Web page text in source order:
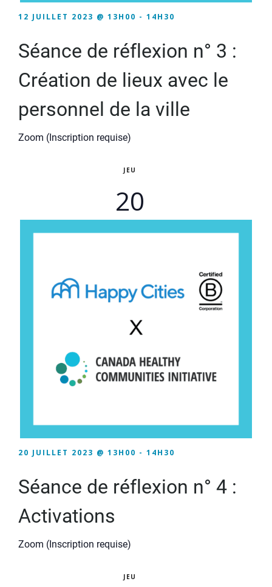
Séance de réflexion n° 3 :
Création de lieux avec le
personnel de la ville
12 JUILLET 2023 @ 13H00 - 14H30
Zoom (Inscription requise)
JEU
20
Séance de réflexion n° 4 :
Activations
20 JUILLET 2023 @ 13H00 - 14H30
Zoom (Inscription requise)
JEU